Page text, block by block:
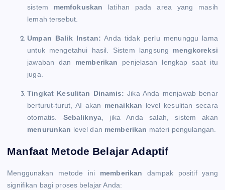
sistem memfokuskan latihan pada area yang masih
lemah tersebut.
Umpan Balik Instan: Anda tidak perlu menunggu lama
untuk mengetahui hasil. Sistem langsung mengkoreksi
jawaban dan memberikan penjelasan lengkap saat itu
juga.
Tingkat Kesulitan Dinamis: Jika Anda menjawab benar
berturut-turut, AI akan menaikkan level kesulitan secara
otomatis. Sebaliknya, jika Anda salah, sistem akan
menurunkan level dan memberikan materi pengulangan.
Manfaat Metode Belajar Adaptif
Menggunakan metode ini memberikan dampak positif yang
signifikan bagi proses belajar Anda: